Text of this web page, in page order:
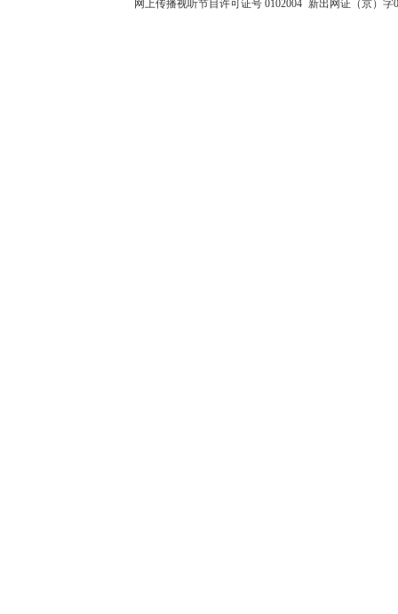
网上传播视听节目许可证号 0102004 新出网证（京）